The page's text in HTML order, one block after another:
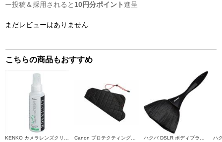
ー投稿＆採用されると 10円分ポイント進呈
まだレビューはありません
こちらの商品もおすすめ